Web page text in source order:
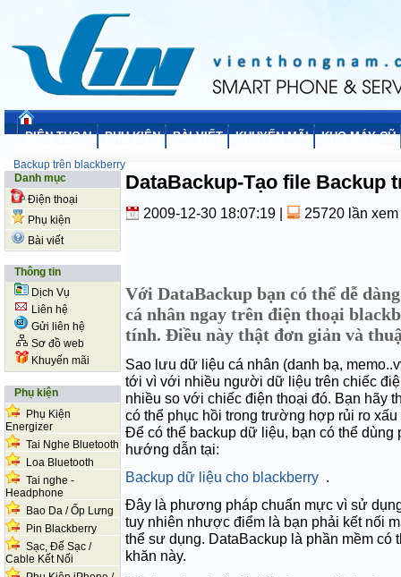
ĐIỆN THOẠI PHỤ KIỆN BÀI VIẾT KHUYẾN MÃI KHO MÁY CŨ
Backup trên blackberry
DataBackup-Tạo file Backup
2009-12-30 18:07:19 | 25720 lần xem
Với DataBackup bạn có thể dễ
cá nhân ngay trên điện thoại
tính. Điều này thật đơn giản và
Sao lưu dữ liệu cá nhân (danh bạ,
tới vì với nhiều người dữ liệu trên chiếc
nhiều so với chiếc điện thoại đó. Bạn hãy
có thể phục hồi trong trường hợp rủi ro
Để có thể backup dữ liệu, bạn có thể
hướng dẫn tại:
Backup dữ liệu cho blackberry .
Đây là phương pháp chuẩn mực vì sử
tuy nhiên nhược điểm là bạn phải kết nối
thể sư dụng. DataBackup là phần mềm có
khăn này.
Danh mục
Điện thoại
Phụ kiện
Bài viết
Thông tin
Dịch Vụ
Liên hệ
Gửi liên hệ
Sơ đồ web
Khuyến mãi
Phụ kiện
Phụ Kiện
Energizer
Tai Nghe Bluetooth
Loa Bluetooth
Tai nghe -
Headphone
Bao Da / Ốp Lưng
Pin Blackberry
Sạc, Đế Sạc /
Cable Kết Nối